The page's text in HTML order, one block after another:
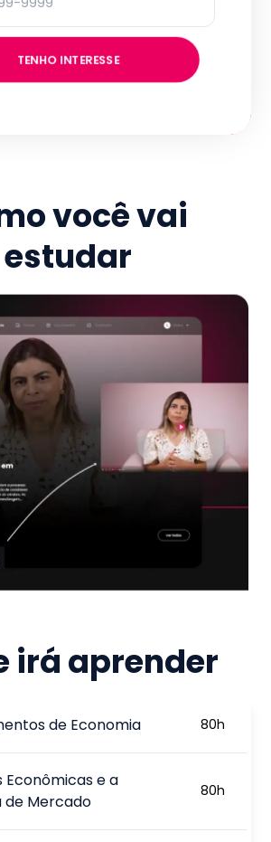
TENHO INTERESSE
você vai
estudar
irá aprender
de Economia 80h
Econômicas e a
de Mercado
80h